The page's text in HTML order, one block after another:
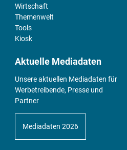
Wirtschaft
Themenwelt
Tools
Kiosk
Aktuelle Mediadaten
Unsere aktuellen Mediadaten für
Werbetreibende, Presse und
Partner
Mediadaten 2026